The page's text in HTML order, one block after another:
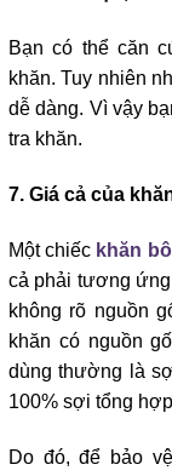
Bạn có thể căn
khăn. Tuy nhiên
dễ dàng. Vì vậy
tra khăn.
7. Giá cả của
Một chiếc khăn
cả phải tương
không rõ nguồn
khăn có nguồn
dùng thường là
100% sợi tổng
Do đó, để bảo